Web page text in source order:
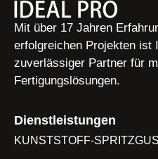
Mit über 17 Jahren
erfolgreichen Projekten ist
zuverlässiger Partner für
Fertigungslösungen.
Dienstleistungen
KUNSTSTOFF-